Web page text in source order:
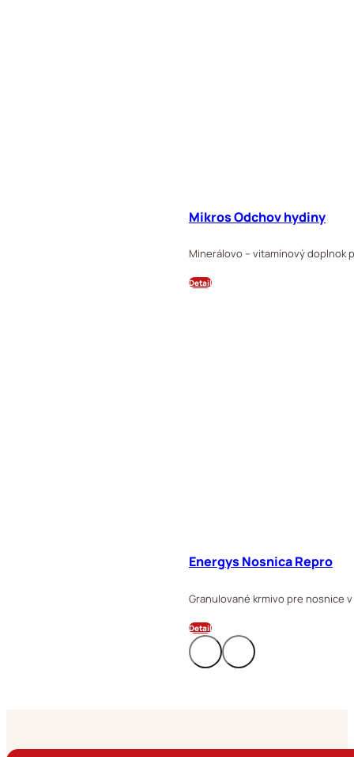
Mikros Odchov hydiny
Minerálovo – vitamínový doplnok
Detail
Energys Nosnica Repro
Granulované krmivo pre nosnice
Detail